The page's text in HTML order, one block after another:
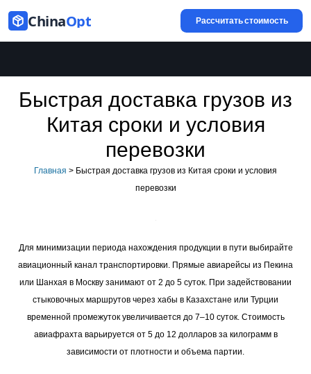
ChinaOpt Рассчитать стоимость
Быстрая доставка грузов из
Китая сроки и условия
перевозки
Главная > Быстрая доставка грузов из Китая сроки и условия
перевозки
Для минимизации периода нахождения продукции в пути выбирайте
авиационный канал транспортировки. Прямые авиарейсы из Пекина
или Шанхая в Москву занимают от 2 до 5 суток. При задействовании
стыковочных маршрутов через хабы в Казахстане или Турции
временной промежуток увеличивается до 7–10 суток. Стоимость
авиафрахта варьируется от 5 до 12 долларов за килограмм в
зависимости от плотности и объема партии.